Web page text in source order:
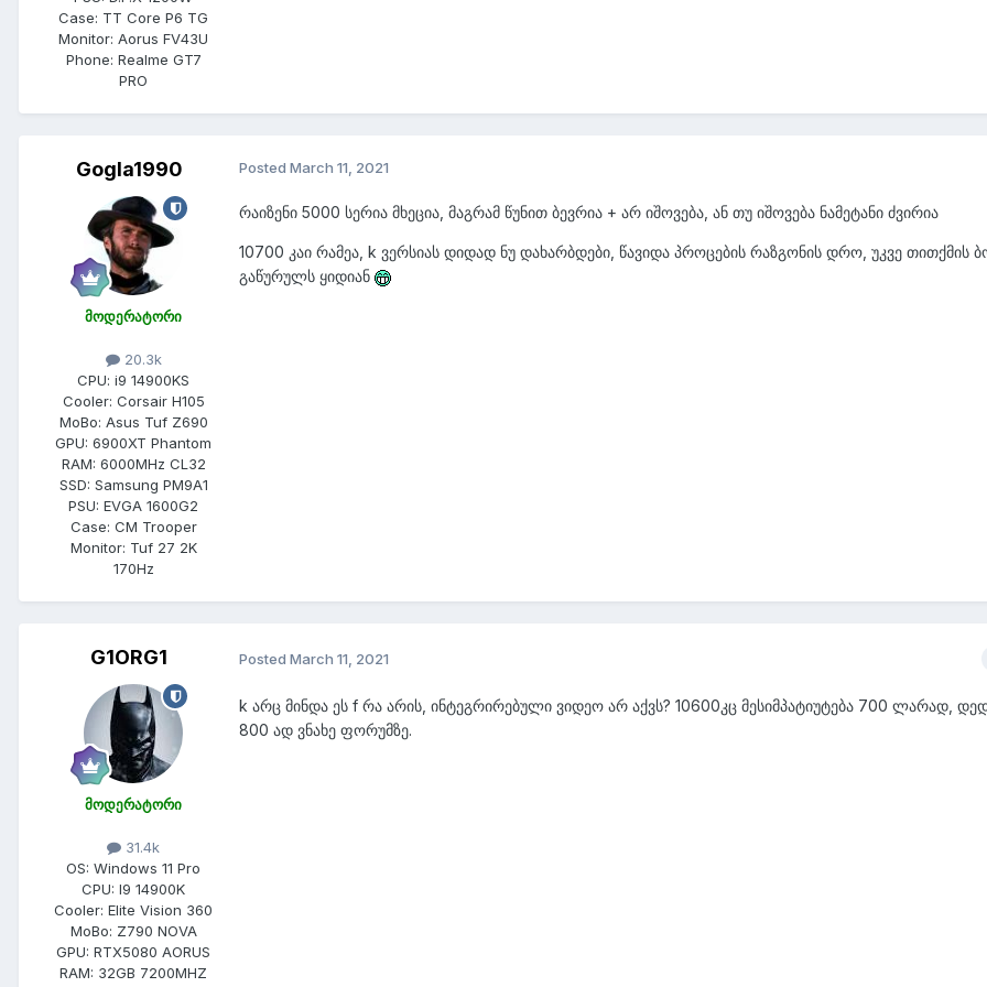
Case: TT Core P6 TG
Monitor: Aorus FV43U
Phone: Realme GT7
PRO
Gogla1990
მოდერატორი
20.3k
CPU: i9 14900KS
Cooler: Corsair H105
MoBo: Asus Tuf Z690
GPU: 6900XT Phantom
RAM: 6000MHz CL32
SSD: Samsung PM9A1
PSU: EVGA 1600G2
Case: CM Trooper
Monitor: Tuf 27 2K
170Hz
Posted March 11, 2021
რაიზენი 5000 სერია მხეცია, მაგრამ წუნით ბევრია + არ იშოვება, ან თუ იშოვება ნამეტანი ძვირია
10700 კაი რამეა, k ვერსიას დიდად ნუ დახარბდები, წავიდა პროცების რაზგონის დრო, უკვე თითქმის
გაწურულს ყიდიან
G1ORG1
მოდერატორი
31.4k
OS: Windows 11 Pro
CPU: I9 14900K
Cooler: Elite Vision 360
MoBo: Z790 NOVA
GPU: RTX5080 AORUS
RAM: 32GB 7200MHZ
Posted March 11, 2021
k არც მინდა ეს f რა არის, ინტეგრირებული ვიდეო არ აქვს? 10600კც მესიმპატიუტება 700 ლარად,
800 ად ვნახე ფორუმზე.